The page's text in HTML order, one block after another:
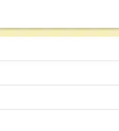
います。